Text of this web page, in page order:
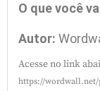
O que você
Autor:
Acesse no link
https://wordwall.net/